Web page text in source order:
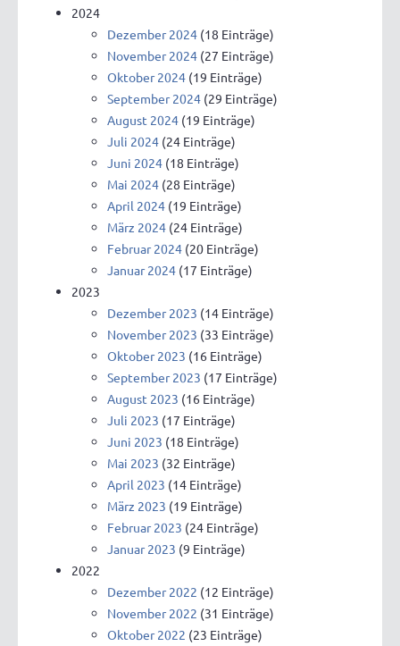
2024
Dezember 2024 (18 Einträge)
November 2024 (27 Einträge)
Oktober 2024 (19 Einträge)
September 2024 (29 Einträge)
August 2024 (19 Einträge)
Juli 2024 (24 Einträge)
Juni 2024 (18 Einträge)
Mai 2024 (28 Einträge)
April 2024 (19 Einträge)
März 2024 (24 Einträge)
Februar 2024 (20 Einträge)
Januar 2024 (17 Einträge)
2023
Dezember 2023 (14 Einträge)
November 2023 (33 Einträge)
Oktober 2023 (16 Einträge)
September 2023 (17 Einträge)
August 2023 (16 Einträge)
Juli 2023 (17 Einträge)
Juni 2023 (18 Einträge)
Mai 2023 (32 Einträge)
April 2023 (14 Einträge)
März 2023 (19 Einträge)
Februar 2023 (24 Einträge)
Januar 2023 (9 Einträge)
2022
Dezember 2022 (12 Einträge)
November 2022 (31 Einträge)
Oktober 2022 (23 Einträge)